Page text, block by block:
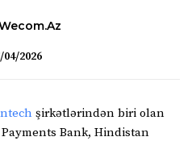
04/2026
şirkətlərindən biri olan
Bank, Hindistan